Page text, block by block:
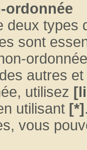
ordonnée
deux types
sont
autres
utilisez
utilisant [*]
vous